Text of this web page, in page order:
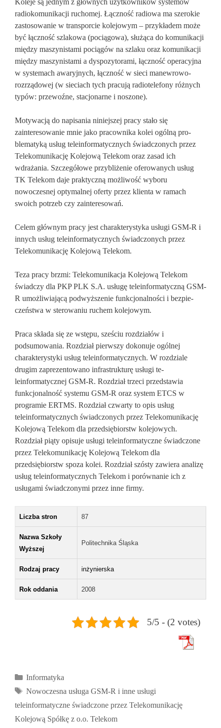
Koleje są jednym z głównych użytkowników systemów
radiokomunikacji ru­chomej. Łączność radiowa ma szerokie
zastosowanie w transporcie kolejowym – przykładem może
być łączność szlakowa (pociągowa), służąca do komunikacji
mię­dzy maszynistami pocią­gów na szlaku oraz komunikacji
między maszynistami a dyspozytorami, łączność operacyjna
w systemach awaryjnych, łączność w sieci ma­newrowo-
rozrządowej (w sie­ciach tych pracują radiotelefony różnych
typów: prze­woźne, stacjonarne i noszone).
Motywacją do napisania niniejszej pracy stało się
zainteresowanie mnie jako pra­cownika kolei ogólną pro­
blematyką usług teleinformatycznych świadczonych przez
Teleko­munikację Kolejową Telekom oraz zasad ich
wdrażania. Szczegółowe przybliżenie ofero­wanych usług
TK Telekom daje praktyczną możliwość wyboru
nowoczesnej optymalnej oferty przez klienta w ramach
swoich potrzeb czy zainteresowań.
Celem głównym pracy jest charakterystyka usługi GSM-R i
innych usług teleinforma­tycznych świadczonych przez
Telekomunikację Kolejową Telekom.
Teza pracy brzmi: Telekomunikacja Kolejową Telekom
świadczy dla PKP PLK S.A. usługę teleinformatyczną GSM-
R umożliwiającą podwyższenie funkcjonalności i bezpie­
czeństwa w sterowaniu ruchem kolejowym.
Praca składa się ze wstępu, sześciu rozdziałów i
podsumowania. Rozdział pierwszy dokonuje ogólnej
charaktery­styki usług teleinformatycznych. W rozdziale
drugim zaprezentowano infra­strukturę usługi te­
leinformatycznej GSM-R. Rozdział trzeci przedstawia
funkcjonalność systemu GSM-R oraz system ETCS w
programie ERTMS. Rozdział czwarty to opis usług
teleinformatycz­nych świadczonych przez Telekomunikację
Kolejową Telekom dla przedsię­biorstw kolejo­wych.
Rozdział piąty opisuje usługi teleinformatyczne świadczone
przez Telekomunikację Kolejową Te­lekom dla
przedsiębiorstw spoza kolei. Rozdział szósty zawiera analizę
usług teleinformatycznych Telekom i porównanie ich z
usługami świadczonymi przez inne firmy.
Liczba stron 87
Nazwa Szkoły
Wyższej
Politechnika Śląska
Rodzaj pracy inżynierska
Rok oddania 2008
5/5 - (2 votes)
Kategorie
Informatyka
Tagi
Nowoczesna usługa GSM-R i inne usługi
teleinformatyczne świadczone przez Telekomunikację
Kolejową Spółkę z o.o. Telekom